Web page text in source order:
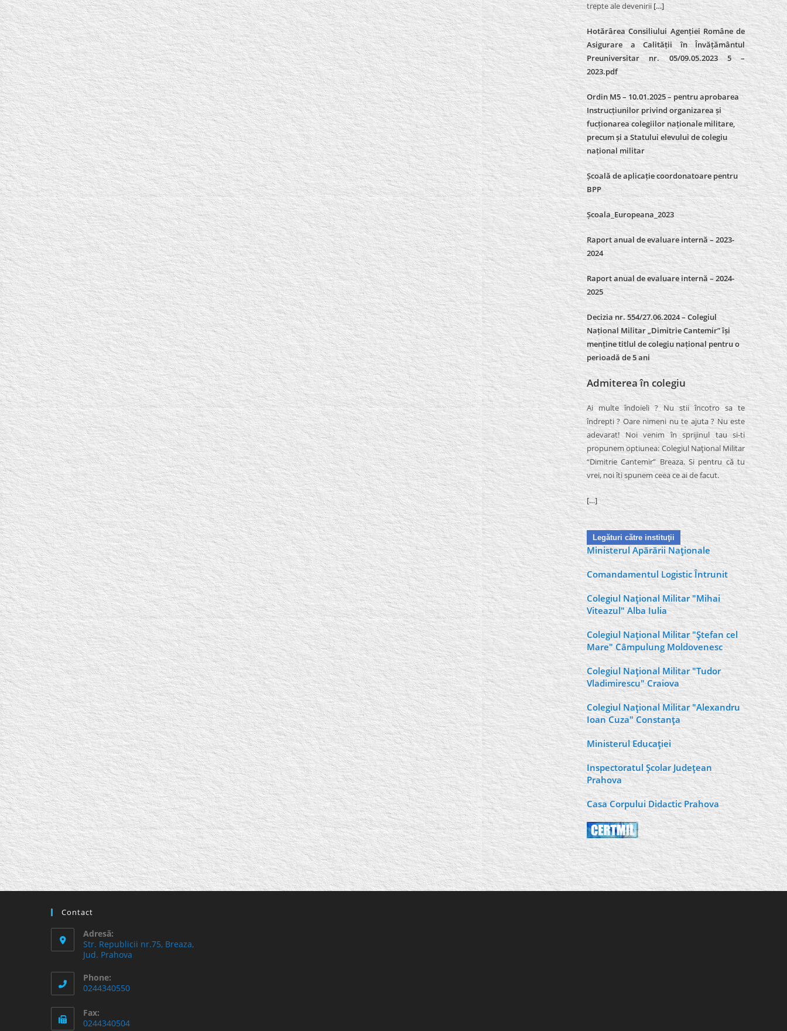
trepte ale devenirii […]
Hotărârea Consiliului Agenției Române de
Asigurare a Calității în Învățământul
Preuniversitar nr. 05/09.05.2023 5 –
2023.pdf
Ordin M5 – 10.01.2025 – pentru aprobarea
Instrucțiunilor privind organizarea și
fucționarea colegiilor naționale militare,
precum și a Statului elevului de colegiu
național militar
Școală de aplicație coordonatoare pentru
BPP
Școala_Europeana_2023
Raport anual de evaluare internă – 2023-
2024
Raport anual de evaluare internă –2024-
2025
Decizia nr. 554/27.06.2024 – Colegiul
Național Militar „Dimitrie Cantemir” își
menține titlul de colegiu național pentru o
perioadă de 5 ani
Admiterea în colegiu
Ai multe îndoieli ? Nu stii încotro sa te
îndrepti ? Oare nimeni nu te ajuta ? Nu este
adevarat! Noi venim în sprijinul tau si-ti
propunem optiunea: Colegiul Naţional Militar
“Dimitrie Cantemir” Breaza. Si pentru că tu
vrei, noi îti spunem ceea ce ai de facut.
[…]
Legături către instituţii
Ministerul Apărării Naţionale
Comandamentul Logistic Întrunit
Colegiul Naţional Militar "Mihai
Viteazul" Alba Iulia
Colegiul Naţional Militar "Ştefan cel
Mare" Câmpulung Moldovenesc
Colegiul Naţional Militar "Tudor
Vladimirescu" Craiova
Colegiul Naţional Militar "Alexandru
Ioan Cuza" Constanţa
Ministerul Educaţiei
Inspectoratul Şcolar Judeţean
Prahova
Casa Corpului Didactic Prahova
Contact
Adresă:
Str. Republicii nr.75, Breaza,
Jud. Prahova
Phone:
0244340550
Fax:
0244340504